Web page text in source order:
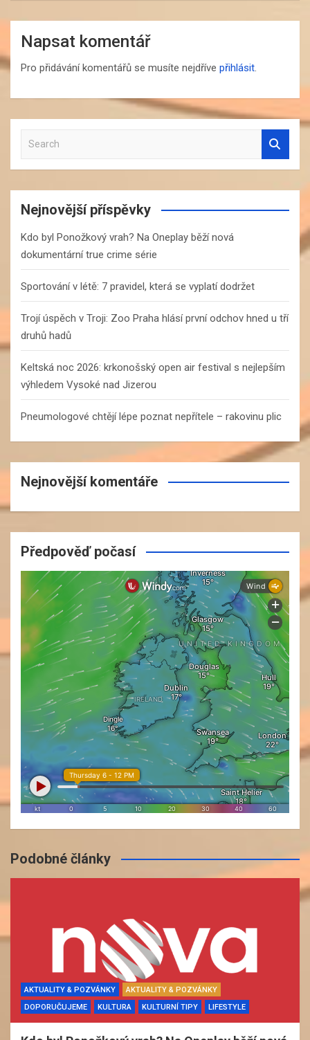
Napsat komentář
Pro přidávání komentářů se musíte nejdříve přihlásit.
a
r
c
Nejnovější příspěvky
Kdo byl Ponožkový vrah? Na Oneplay běží nová
dokumentární true crime série
Sportování v létě: 7 pravidel, která se vyplatí dodržet
Trojí úspěch v Troji: Zoo Praha hlásí první odchov hned u tří
druhů hadů
Keltská noc 2026: krkonošský open air festival s nejlepším
výhledem Vysoké nad Jizerou
Pneumologové chtějí lépe poznat nepřítele – rakovinu plic
Nejnovější komentáře
Předpověď počasí
Podobné články
AKTUALITY & POZVÁNKY
AKTUALITY & POZVÁNKY
DOPORUČUJEME
KULTURA KULTURNÍ TIPY LIFESTYLE